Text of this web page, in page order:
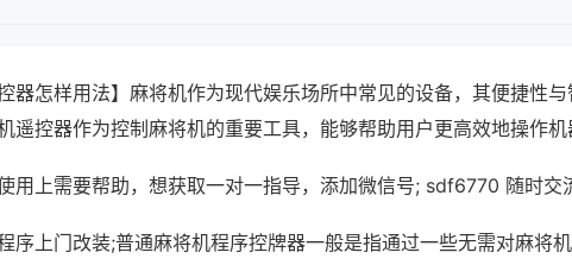
控器怎样用法】麻将机作为现代娱乐场所中常见的设备，其便捷性
遥控器作为控制麻将机的重要工具，能够帮助用户更高效地操作机
用上需要帮助，想获取一对一指导，添加微信号; sdf6770 随时交
序上门改装;普通麻将机程序控牌器一般是指通过一些无需对麻将